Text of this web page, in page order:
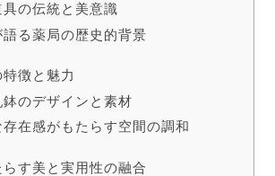
具の伝統と美意識
語る薬局の歴史的背景
徴と魅力
鉢のデザインと素材
存在感がもたらす空間の調和
す美と実用性の融合